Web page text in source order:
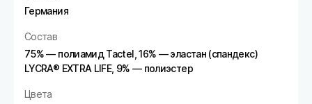
Германия
Состав
75% — полиамид Tactel, 16% — эластан (спандекс)
LYCRA® EXTRA LIFE, 9% — полиэстер
Цвета